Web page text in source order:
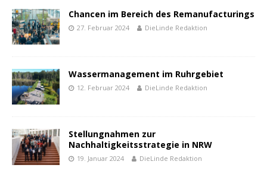
Chancen im Bereich des Remanufacturings
27. Februar 2024 DieLinde Redaktion
Wassermanagement im Ruhrgebiet
12. Februar 2024 DieLinde Redaktion
Stellungnahmen zur
Nachhaltigkeitsstrategie in NRW
19. Januar 2024 DieLinde Redaktion